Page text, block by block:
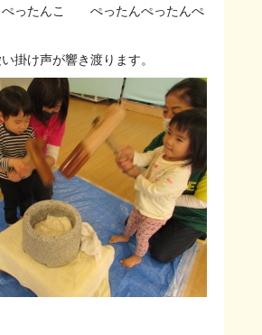
ぺったんこ ぺったんぺったんぺ
掛け声が響き渡ります。